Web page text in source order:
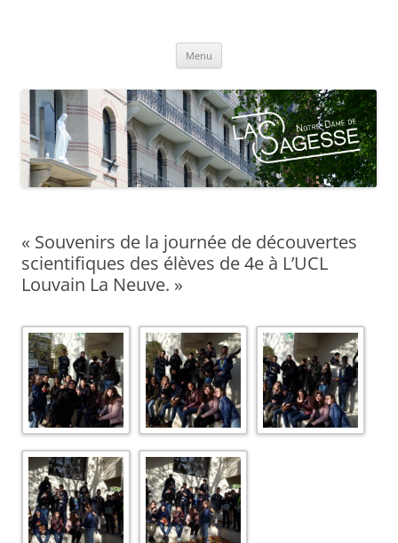
Sagesse
Menu
« Souvenirs de la journée de découvertes
scientifiques des élèves de 4e à L’UCL
Louvain La Neuve. »